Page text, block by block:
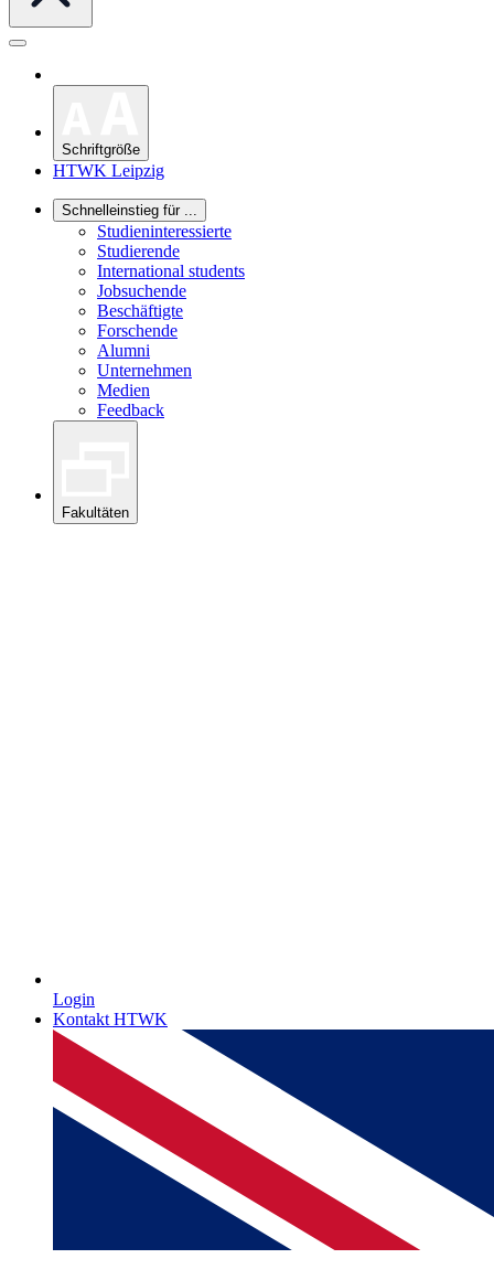
Schriftgröße
HTWK Leipzig
Schnelleinstieg für ...
Studieninteressierte
Studierende
International students
Jobsuchende
Beschäftigte
Forschende
Alumni
Unternehmen
Medien
Feedback
Fakultäten
Login
Kontakt HTWK